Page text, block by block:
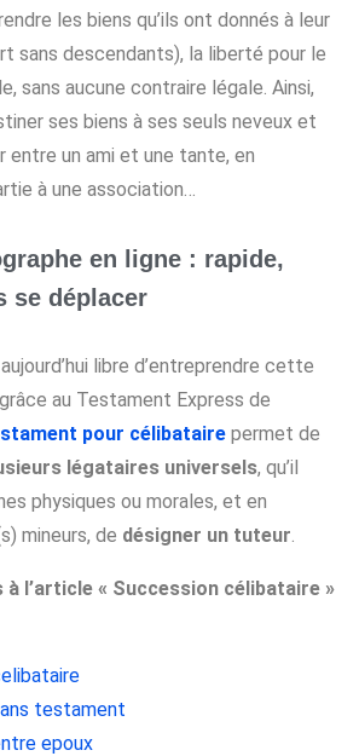
les biens qu’ils ont donnés à leur
sans descendants), la liberté pour le
sans aucune contraire légale. Ainsi,
ses biens à ses seuls neveux et
entre un ami et une tante, en
à une association…
en ligne : rapide,
se déplacer
libre d’entreprendre cette
au Testament Express de
pour célibataire permet de
légataires universels, qu’il
physiques ou morales, et en
mineurs, de désigner un tuteur
l’article « Succession célibataire »
testament
epoux